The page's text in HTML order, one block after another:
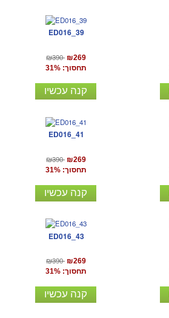
ED016_39
₪390 ₪269
תחסוך: 31%
קנה עכשיו
ED016_41
₪390 ₪269
תחסוך: 31%
קנה עכשיו
ED016_43
₪390 ₪269
תחסוך: 31%
קנה עכשיו